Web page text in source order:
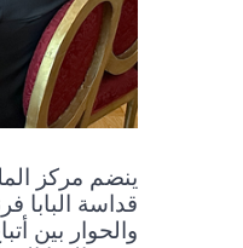
ينضم مركز
قداسة البابا
والحوار بين